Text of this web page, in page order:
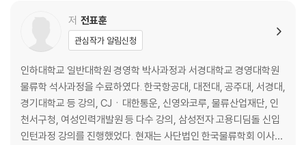
06. 영업에 대한 지도와 감독
07. 관광종사원
기출예상문제
SECTION 3 관광사업자 단체
01. 한국관광협회중앙회
02. 지역별ㆍ업종별 관광협회
기출예상문제
저 전표훈
관심작가 알림신청
인하대학교 일반대학원 경영학 박사과정과 서경대학교 경영대학원
물류학 석사과정을 수료하였다. 한국항공대, 대전대, 공주대, 서경대,
경기대학교 등 강의, CJㆍ대한통운, 신영와코루, 물류산업재단, 인
천서구청, 여성인력개발원 등 다수 강의, 삼성전자 고용디딤돌 신입
인턴과정 강의를 진행했었다. 현재는 사단법인 한국물류학회 이사이